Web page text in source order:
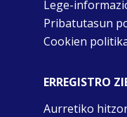
Lege-
Pribatutasun
Cookien
ERREGISTRO
Aurretiko